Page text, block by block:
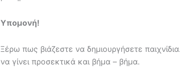
Υπομονή!
Ξέρω πως βιάζεστε να δημιουργήσετε
να γίνει προσεκτικά και βήμα – βήμα.